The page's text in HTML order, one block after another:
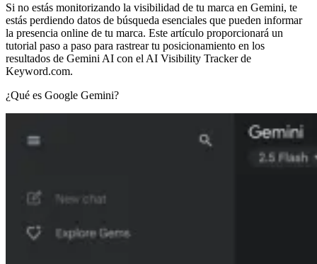
Si no estás monitorizando la visibilidad de tu marca en Gemini, te
estás perdiendo datos de búsqueda esenciales que pueden informar
la presencia online de tu marca. Este artículo proporcionará un
tutorial paso a paso para rastrear tu posicionamiento en los
resultados de Gemini AI con el AI Visibility Tracker de
Keyword.com.
¿Qué es Google Gemini?